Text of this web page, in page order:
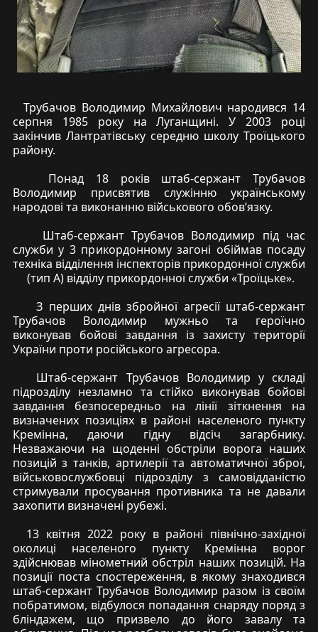
Трубачов Володимир Михайлович народився 14
серпня 1985 року на Луганщині. У 2003 році
закінчив Лантратівську середню школу Троїцького
району.
Понад 18 років штаб-сержант Трубачов
Володимир присвятив служінню українському
народові та виконанню військового обов’язку.
Штаб-сержант Трубачов Володимир під час
служби у 3 прикордонному загоні обіймав посаду
техніка відділення інспекторів прикордонної служби
(тип А) відділу прикордонної служби «Троїцьке».
З перших днів збройної агресії штаб-сержант
Трубачов Володимир мужньо та героїчно
виконував бойові завдання із захисту території
України проти російського агресора.
Штаб-сержант Трубачов Володимир у складі
підрозділу незламно та стійко виконував бойові
завдання безпосередньо на лінії зіткнення на
визначених позиціях в районі населеного пункту
Кремінна, даючи гідну відсіч загарбнику.
Незважаючи на щоденні обстріли ворога наших
позицій з танків, артилерії та автоматичної зброї,
військовослужбовці підрозділу з самовідданістю
стримували просування противника та не давали
захопити визначені рубежі.
13 квітня 2022 року в районі північно-західної
околиці населеного пункту Кремінна ворог
здійснював мінометний обстріл наших позицій. На
позиції поста спостереження, в якому знаходився
штаб-сержант Трубачов Володимир разом із своїм
побратимом, відбулося попадання снаряду поряд з
бліндажем, що призвело до його завалу та